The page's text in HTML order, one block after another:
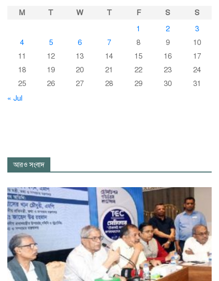
M T W T F S
S
1
2
3
4
5 6 7 8 9
10
11
12 13 14 15 16
17
18
19 20 21 22 23
24
25
26 27 28 29 30
31
« Jul
আরও সংবাদ